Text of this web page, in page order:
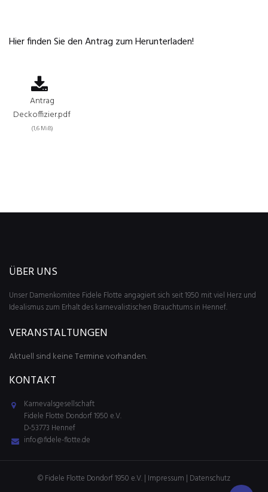
Hier finden Sie den Antrag zum Herunterladen!
Antrag
Deckoffizier.pdf
(1,6 MiB)
ÜBER UNS
Unser Damenkomitee Fidele Flotte angagiert sich seit 1950 mit viel Herz und
Idealismus zum Erhalt des karnevalistischen Brauchtums in Hennef.
VERANSTALTUNGEN
Aktuell sind keine Termine vorhanden.
KONTAKT
Karnevalsgesellschaft
Fidele Flotte Dondorf 1950 e.V.
D-53773 Hennef
info@fidele-flotte.de
© Fidele Flotte Dondorf 1950 e.V. | Impressum | Datenschutz